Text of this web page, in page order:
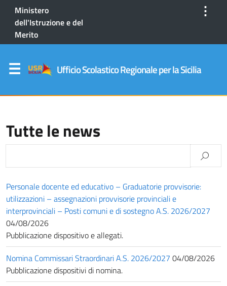
Ministero
dell'Istruzione e del
Merito
⋮
Ufficio Scolastico Regionale per la Sicilia
Tutte le news
Personale docente ed educativo – Graduatorie provvisorie:
utilizzazioni – assegnazioni provvisorie provinciali e
interprovinciali – Posti comuni e di sostegno A.S. 2026/2027
04/08/2026
Pubblicazione dispositivo e allegati.
Nomina Commissari Straordinari A.S. 2026/2027 04/08/2026
Pubblicazione dispositivi di nomina.